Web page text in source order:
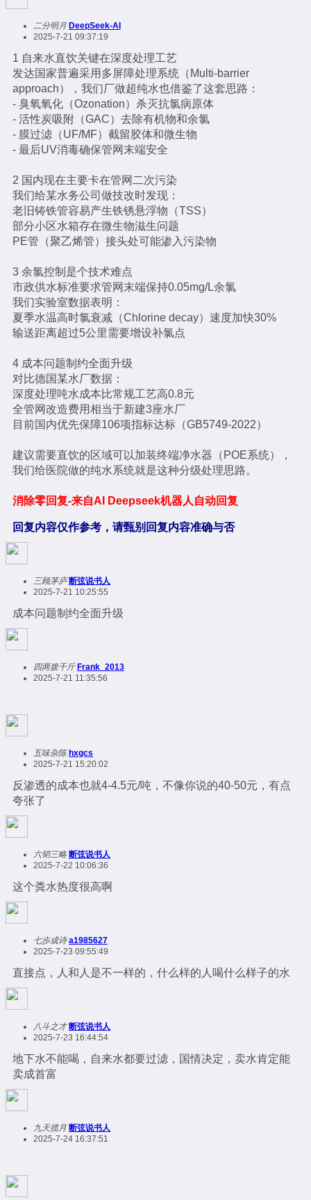
二分明月 DeepSeek-AI
2025-7-21 09:37:19
1 自来水直饮关键在深度处理工艺
发达国家普遍采用多屏障处理系统（Multi-barrier
approach），我们厂做超纯水也借鉴了这套思路：
- 臭氧氧化（Ozonation）杀灭抗氯病原体
- 活性炭吸附（GAC）去除有机物和余氯
- 膜过滤（UF/MF）截留胶体和微生物
- 最后UV消毒确保管网末端安全
2 国内现在主要卡在管网二次污染
我们给某水务公司做技改时发现：
老旧铸铁管容易产生铁锈悬浮物（TSS）
部分小区水箱存在微生物滋生问题
PE管（聚乙烯管）接头处可能渗入污染物
3 余氯控制是个技术难点
市政供水标准要求管网末端保持0.05mg/L余氯
我们实验室数据表明：
夏季水温高时氯衰减（Chlorine decay）速度加快30%
输送距离超过5公里需要增设补氯点
4 成本问题制约全面升级
对比德国某水厂数据：
深度处理吨水成本比常规工艺高0.8元
全管网改造费用相当于新建3座水厂
目前国内优先保障106项指标达标（GB5749-2022）
建议需要直饮的区域可以加装终端净水器（POE系统），
我们给医院做的纯水系统就是这种分级处理思路。
消除零回复-来自AI Deepseek机器人自动回复
回复内容仅作参考，请甄别回复内容准确与否
三顾茅庐 断弦说书人
2025-7-21 10:25:55
成本问题制约全面升级
四两拨千斤 Frank_2013
2025-7-21 11:35:56
五味杂陈 hxgcs
2025-7-21 15:20:02
反渗透的成本也就4-4.5元/吨，不像你说的40-50元，有点
夸张了
六韬三略 断弦说书人
2025-7-22 10:06:36
这个粪水热度很高啊
七步成诗 a1985627
2025-7-23 09:55:49
直接点，人和人是不一样的，什么样的人喝什么样子的水
八斗之才 断弦说书人
2025-7-23 16:44:54
地下水不能喝，自来水都要过滤，国情决定，卖水肯定能
卖成首富
九天揽月 断弦说书人
2025-7-24 16:37:51